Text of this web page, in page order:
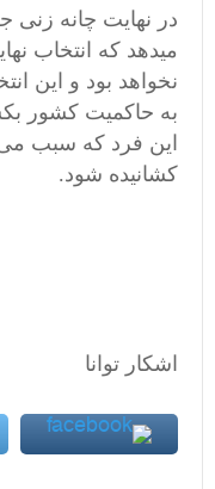
در نهایت چانه زنی
میدهد که انتخاب
نخواهد بود و این
به حاکمیت کشور
این فرد که سبب
کشانیده شود.
اشکار توانا